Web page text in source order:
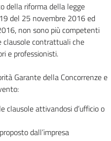
della riforma della legge
del 25 novembre 2016 ed
non sono più competenti
clausole contrattuali che
e professionisti.
Garante della Concorrenze e
clausole attivandosi d’ufficio o
dall’impresa